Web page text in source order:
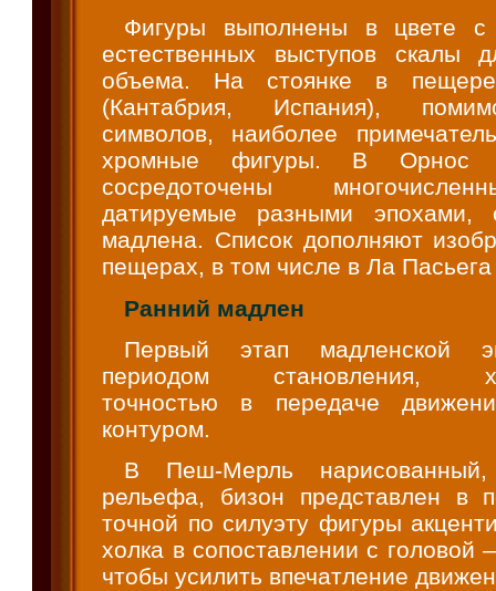
Фигуры выполнены в цвете с
естественных выступов скалы
объема. На стоянке в
(Кантабрия, Испания),
символов, наиболее
хромные фигуры. В
сосредоточены
датируемые разными эпохами,
мадлена. Список дополняют
пещерах, в том числе в Ла
Ранний мадлен
Первый этап мадленской
периодом становления,
точностью в передаче
контуром.
В Пеш-Мерль
рельефа, бизон представлен в
точной по силуэту фигуры
холка в сопоставлении с головой
чтобы усилить впечатление